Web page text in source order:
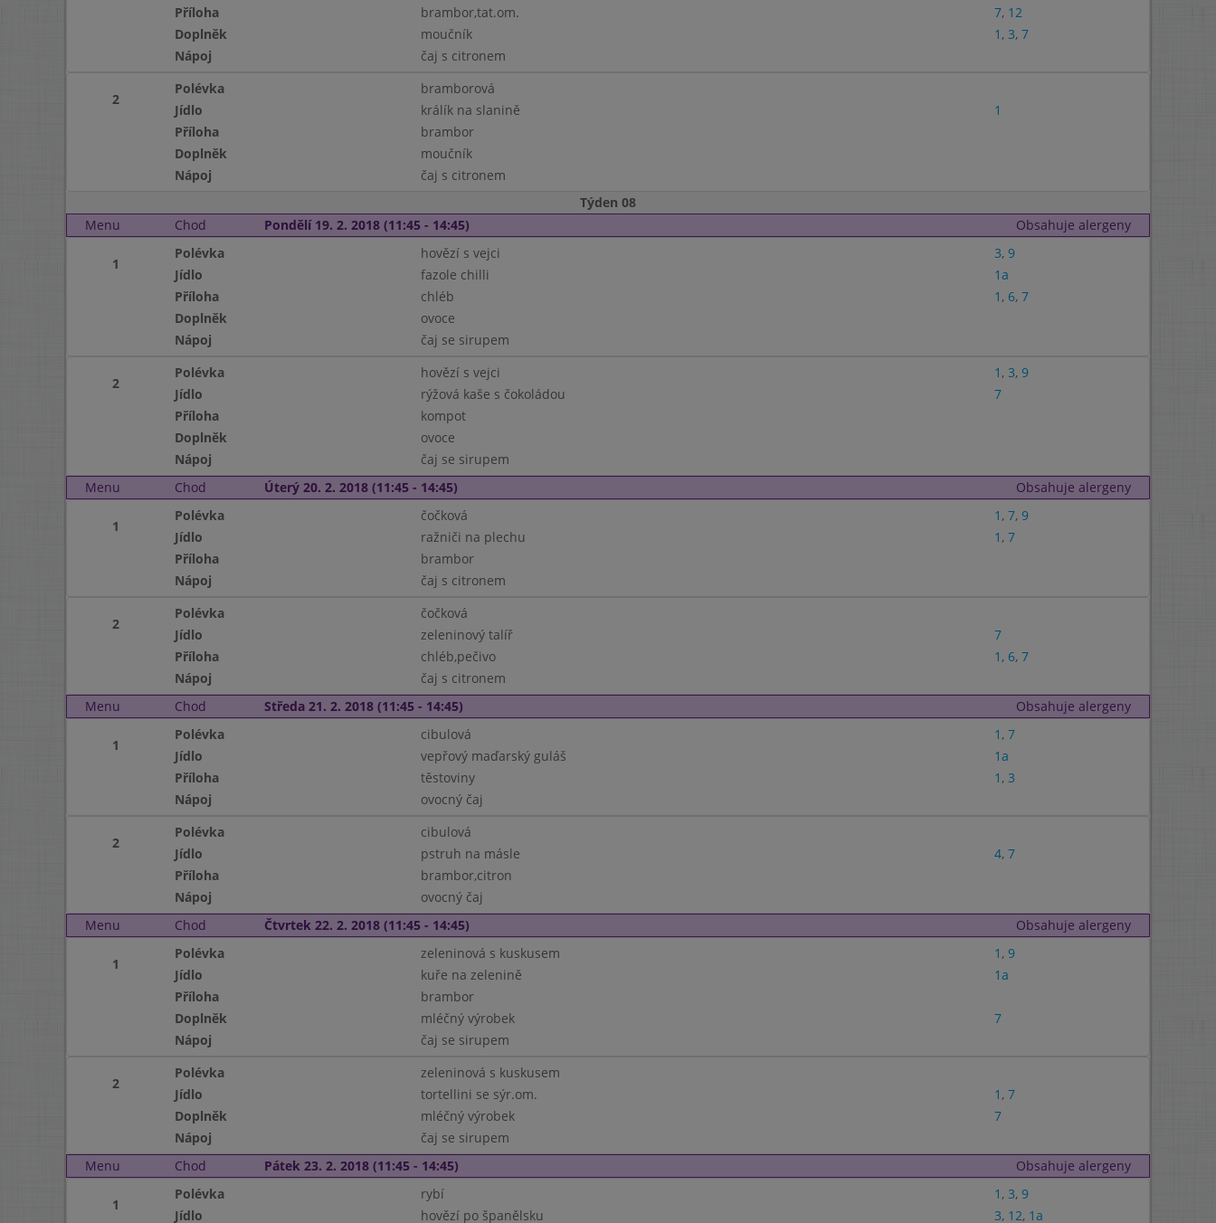
Příloha
brambor,tat.om. 7, 12
Doplněk
moučník 1 , 3, 7
Nápoj
čaj s citronem
2
Polévka
bramborová
Jídlo
králík na slanině
1
Příloha
brambor
Doplněk
moučník
Nápoj
čaj s citronem
Týden 08
Menu
Chod Pondělí 19. 2. 2018 (11:45 - 14:45) Obsahuje alergeny
1
Polévka hovězí s vejci 3, 9
Jídlo
fazole chilli
1a
Příloha
chléb 1 , 6, 7
Doplněk
ovoce
Nápoj
čaj se sirupem
2
Polévka hovězí s vejci 1 , 3, 9
Jídlo
rýžová kaše s čokoládou
7
Příloha
kompot
Doplněk
ovoce
Nápoj
čaj se sirupem
Menu
Chod Úterý 20. 2. 2018 (11:45 - 14:45) Obsahuje alergeny
1
Polévka čočková 1 , 7, 9
Jídlo
ražniči na plechu 1 , 7
Příloha
brambor
Nápoj
čaj s citronem
2
Polévka
čočková
Jídlo
zeleninový talíř
7
Příloha
chléb,pečivo 1 , 6, 7
Nápoj
čaj s citronem
Menu
Chod Středa 21. 2. 2018 (11:45 - 14:45) Obsahuje alergeny
1
Polévka cibulová 1 , 7
Jídlo
vepřový maďarský guláš
1a
Příloha
těstoviny 1 , 3
Nápoj
ovocný čaj
2
Polévka
cibulová
Jídlo
pstruh na másle 4, 7
Příloha
brambor,citron
Nápoj
ovocný čaj
Menu
Chod Čtvrtek 22. 2. 2018 (11:45 - 14:45) Obsahuje alergeny
1
Polévka zeleninová s kuskusem 1 , 9
Jídlo
kuře na zelenině
1a
Příloha
brambor
Doplněk
mléčný výrobek
7
Nápoj
čaj se sirupem
2
Polévka
zeleninová s kuskusem
Jídlo
tortellini se sýr.om. 1 , 7
Doplněk
mléčný výrobek
7
Nápoj
čaj se sirupem
Menu
Chod Pátek 23. 2. 2018 (11:45 - 14:45) Obsahuje alergeny
1
Polévka rybí 1 , 3, 9
Jídlo
hovězí po španělsku 3, 12, 1a